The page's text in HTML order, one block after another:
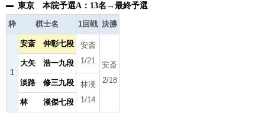
東京 本院予選A：13名→最終予選
枠 棋士名 1回戦 決勝
1
安斎 伸彰七段
安斎
1/21
安斎
2/18
大矢 浩一九段
淡路 修三九段
林漢
1/14
林 漢傑七段